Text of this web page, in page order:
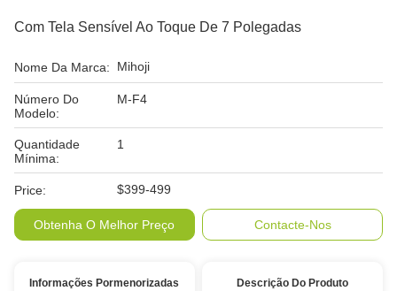
Com Tela Sensível Ao Toque De 7 Polegadas
Nome Da Marca: Mihoji
Número Do
Modelo:
M-F4
Quantidade
Mínima:
1
Price: $399-499
Obtenha O Melhor Preço Contacte-Nos
Informações Pormenorizadas Descrição Do Produto